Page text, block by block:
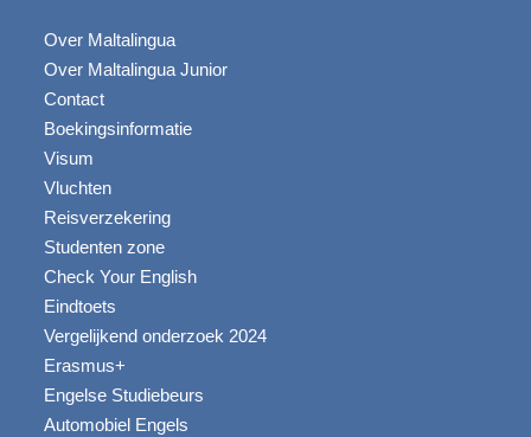
Over Maltalingua
Over Maltalingua Junior
Contact
Boekingsinformatie
Visum
Vluchten
Reisverzekering
Studenten zone
Check Your English
Eindtoets
Vergelijkend onderzoek 2024
Erasmus+
Engelse Studiebeurs
Automobiel Engels